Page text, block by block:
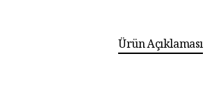
Ürün Açıklaması